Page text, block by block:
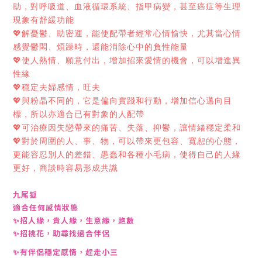
助，對呼吸道、血液循環系統、指甲病變，甚至癌症等生理
現象有舒緩功能
💖解憂鬱、助密運，能使配帶者經常心情愉快，尤其當心情
感覺鬱悶、煩躁時，還能消除心中的負性能量
💖使人熱情、願意付出，增加招來愛情的機會，可以增進異
性緣
💖穩定夫婦感情，旺夫
💖與粉晶不同的，它是偏向實踐和行動，增加信心邁向目
標，所以亦適合已有對象的人配帶
💖可治療因失戀帶來的痛苦、失落、抑鬱，讓情緒穩定柔和
💖對於周圍的人、事、物，可以帶來更包容、寬恕的心態，
更能容忍別人的差錯、愚蠢和各種小毛病，使得自己的人緣
更好，商談時容易形成共識
九尾狐
適合任何感情狀態
✨招人緣，貴人緣，生意緣，跑數
✨招桃花，助尋找適合伴侶
✨有伴侶穩定感情，趕走小三